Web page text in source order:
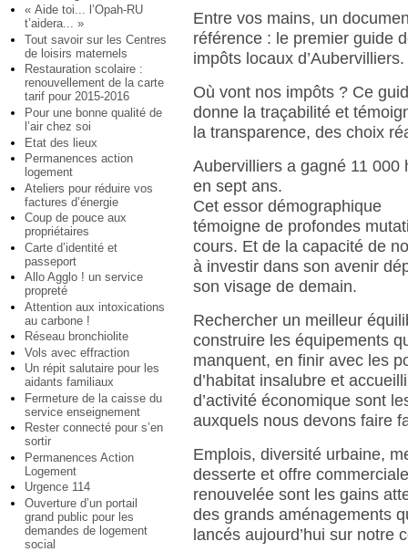
« Aide toi... l’Opah-RU
t’aidera... »
Tout savoir sur les Centres
de loisirs maternels
Restauration scolaire :
renouvellement de la carte
tarif pour 2015-2016
Pour une bonne qualité de
l’air chez soi
Etat des lieux
Permanences action
logement
Ateliers pour réduire vos
factures d’énergie
Coup de pouce aux
propriétaires
Carte d’identité et
passeport
Allo Agglo ! un service
propreté
Attention aux intoxications
au carbone !
Réseau bronchiolite
Vols avec effraction
Un répit salutaire pour les
aidants familiaux
Fermeture de la caisse du
service enseignement
Rester connecté pour s’en
sortir
Permanences Action
Logement
Urgence 114
Ouverture d’un portail
grand public pour les
demandes de logement
social
Entre vos mains, un
référence : le premier guide
impôts locaux d’Aubervilliers.
Où vont nos impôts ? Ce
donne la traçabilité et
la transparence, des choix
Aubervilliers a gagné 11 000
en sept ans.
Cet essor démographique
témoigne de profondes
cours. Et de la capacité de
à investir dans son avenir
son visage de demain.
Rechercher un meilleur
construire les équipements
manquent, en finir avec les
d’habitat insalubre et
d’activité économique sont
auxquels nous devons faire
Emplois, diversité urbaine,
desserte et offre
renouvelée sont les gains
des grands aménagements
lancés aujourd’hui sur notre